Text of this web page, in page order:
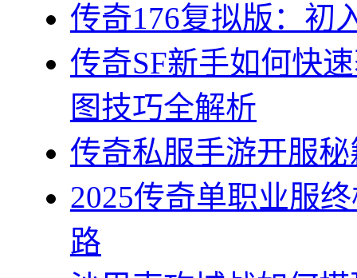
传奇176复拟版：初
传奇SF新手如何快
图技巧全解析
传奇私服手游开服
2025传奇单职业服
路